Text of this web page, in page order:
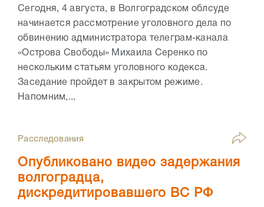
Сегодня, 4 августа, в Волгоградском облсуде
начинается рассмотрение уголовного дела по
обвинению администратора телеграм-канала
«Острова Свободы» Михаила Серенко по
нескольким статьям уголовного кодекса.
Заседание пройдет в закрытом режиме.
Напомним,...
Расследования
Опубликовано видео задержания
волгоградца,
дискредитировавшего ВС РФ